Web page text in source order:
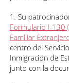
1. Su
Formulario I-130
Familiar
centro del
Inmigración de
junto con la